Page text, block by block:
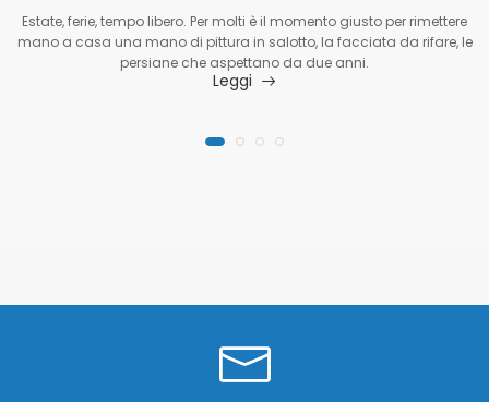
Estate, ferie, tempo libero. Per molti è il momento giusto per rimettere
mano a casa una mano di pittura in salotto, la facciata da rifare, le
persiane che aspettano da due anni.
Leggi